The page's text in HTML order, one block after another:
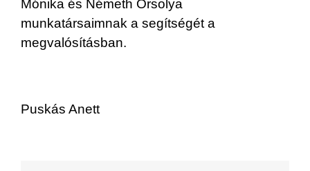
Mónika és Németh Orsolya
munkatársaimnak a segítségét a
megvalósításban.
Puskás Anett